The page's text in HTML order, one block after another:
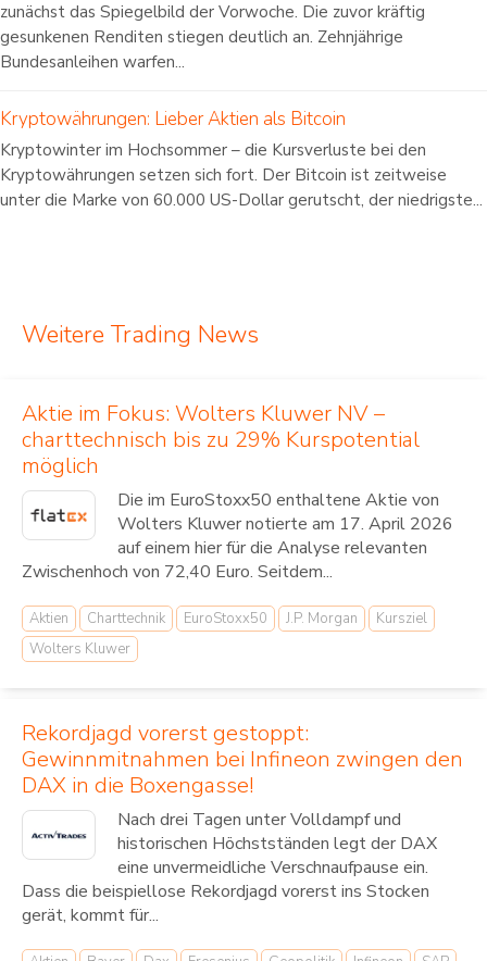
zunächst das Spiegelbild der Vorwoche. Die zuvor kräftig
gesunkenen Renditen stiegen deutlich an. Zehnjährige
Bundesanleihen warfen...
Kryptowährungen: Lieber Aktien als Bitcoin
Kryptowinter im Hochsommer – die Kursverluste bei den
Kryptowährungen setzen sich fort. Der Bitcoin ist zeitweise
unter die Marke von 60.000 US-Dollar gerutscht, der niedrigste...
Weitere Trading News
Aktie im Fokus: Wolters Kluwer NV –
charttechnisch bis zu 29% Kurspotential
möglich
Die im EuroStoxx50 enthaltene Aktie von
Wolters Kluwer notierte am 17. April 2026
auf einem hier für die Analyse relevanten
Zwischenhoch von 72,40 Euro. Seitdem...
Aktien Charttechnik EuroStoxx50 J.P. Morgan
Kursziel
Wolters Kluwer
Rekordjagd vorerst gestoppt:
Gewinnmitnahmen bei Infineon zwingen den
DAX in die Boxengasse!
Nach drei Tagen unter Volldampf und
historischen Höchstständen legt der DAX
eine unvermeidliche Verschnaufpause ein.
Dass die beispiellose Rekordjagd vorerst ins Stocken
gerät, kommt für...